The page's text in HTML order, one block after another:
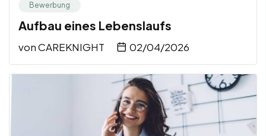
Bewerbung
Aufbau eines Lebenslaufs
vonCAREKNIGHT 02/04/2026